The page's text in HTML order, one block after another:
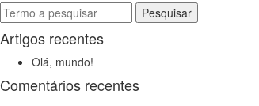
Pesquisa
por:
Artigos recentes
Olá, mundo!
Comentários recentes